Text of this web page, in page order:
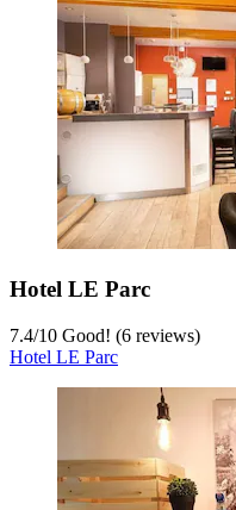
Hotel LE Parc
7.4/10 Good! (6 reviews)
Hotel LE Parc